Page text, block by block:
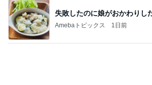
3軒はしごした大満足な誕生日
Amebaトピックス 1日前